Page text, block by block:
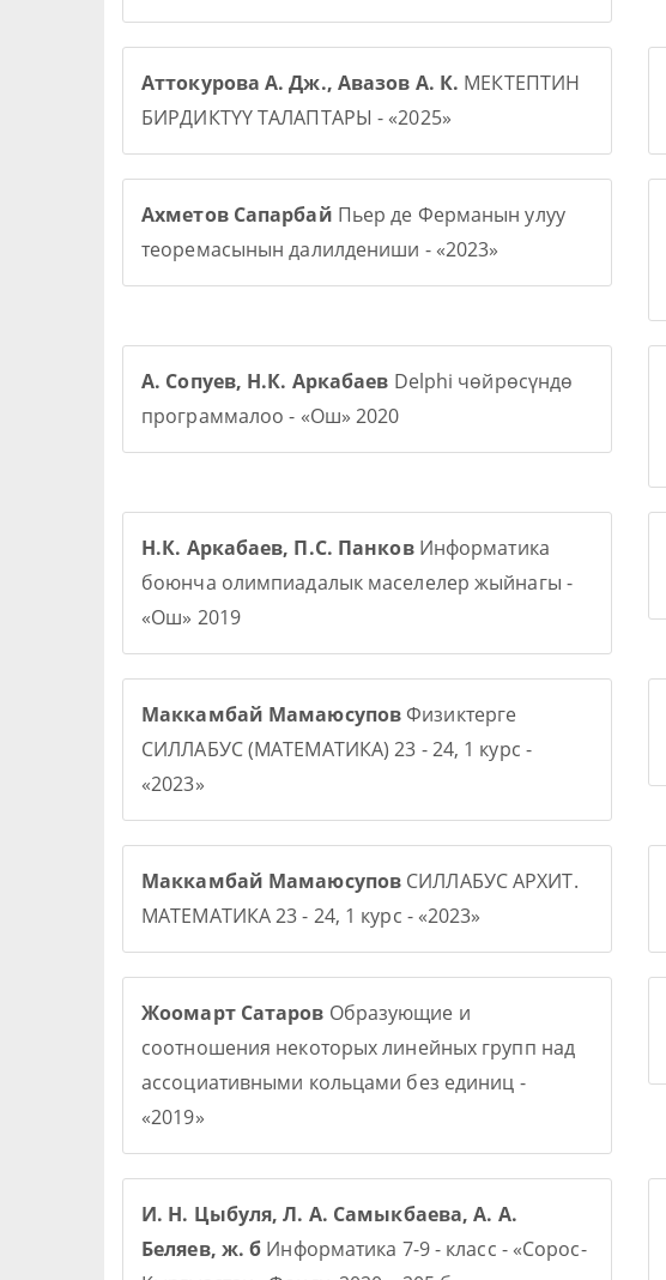
Аттокурова А. Дж., Авазов А. К. МЕКТЕПТИН
БИРДИКТҮҮ ТАЛАПТАРЫ - «2025»
Ахметов Сапарбай Пьер де Ферманын улуу
теоремасынын далилдениши - «2023»
А. Сопуев, Н.К. Аркабаев Delphi чөйрөсүндө
программалоо - «Ош» 2020
Н.К. Аркабаев, П.С. ПанковИнформатика
боюнча олимпиадалык маселелер жыйнагы -
«Ош» 2019
Маккамбай МамаюсуповФизиктерге
СИЛЛАБУС (МАТЕМАТИКА) 23 - 24, 1 курс -
«2023»
Маккамбай Мамаюсупов СИЛЛАБУС АРХИТ.
МАТЕМАТИКА 23 - 24, 1 курс - «2023»
Жоомарт Сатаров Образующие и
соотношения некоторых линейных групп над
ассоциативными кольцами без единиц -
«2019»
И. Н. Цыбуля, Л. А. Самыкбаева, А. А.
Беляев, ж. б Информатика 7-9 - класс - «Сорос-